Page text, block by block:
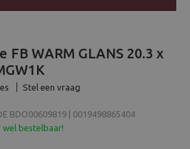
WARM GLANS 20.3 x
Stel een vraag
BDO00609819 | 0019498865404
bestelbaar!